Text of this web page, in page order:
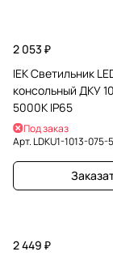
2 053 ₽
IEK Светильник
консольный ДКУ
5000К IP65
Под заказ
Арт. LDKU1-1013-
2 449 ₽